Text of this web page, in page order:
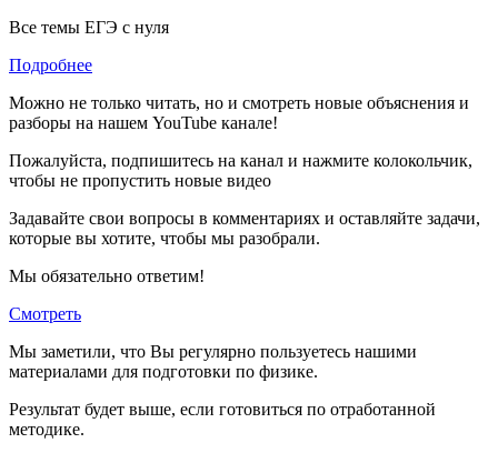
Все темы ЕГЭ с нуля
Подробнее
Можно не только читать, но и смотреть новые объяснения и
разборы на нашем YouTube канале!
Пожалуйста, подпишитесь на канал и нажмите колокольчик,
чтобы не пропустить новые видео
Задавайте свои вопросы в комментариях и оставляйте задачи,
которые вы хотите, чтобы мы разобрали.
Мы обязательно ответим!
Смотреть
Мы заметили, что Вы регулярно пользуетесь нашими
материалами для подготовки по физике.
Результат будет выше, если готовиться по отработанной
методике.